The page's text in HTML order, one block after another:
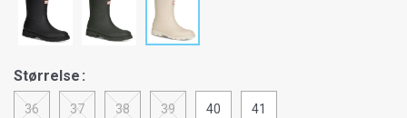
Størrelse
36 37 38 39 40 41